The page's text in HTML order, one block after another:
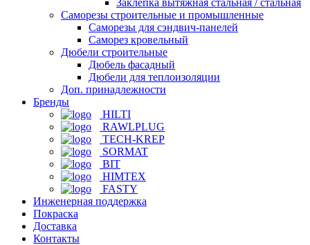
Заклепка вытяжная стальная / стальная
Саморезы строительные и промышленные
Саморезы для сэндвич-панелей
Саморез кровельный
Дюбели строительные
Дюбель фасадный
Дюбели для теплоизоляции
Доп. принадлежности
Бренды
HILTI
RAWLPLUG
TECH-KREP
SORMAT
BIT
HIMTEX
FASTY
Инженерная поддержка
Покраска
Доставка
Контакты